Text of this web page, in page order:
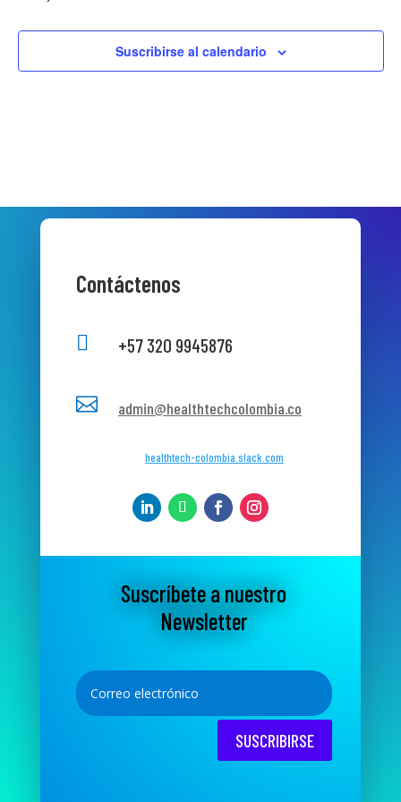
Suscribirse al calendario
Contáctenos
 +57 320 9945876
 admin@healthtechcolombia.co
healthtech-colombia.slack.com
Suscríbete a nuestro
Newsletter
SUSCRIBIRSE